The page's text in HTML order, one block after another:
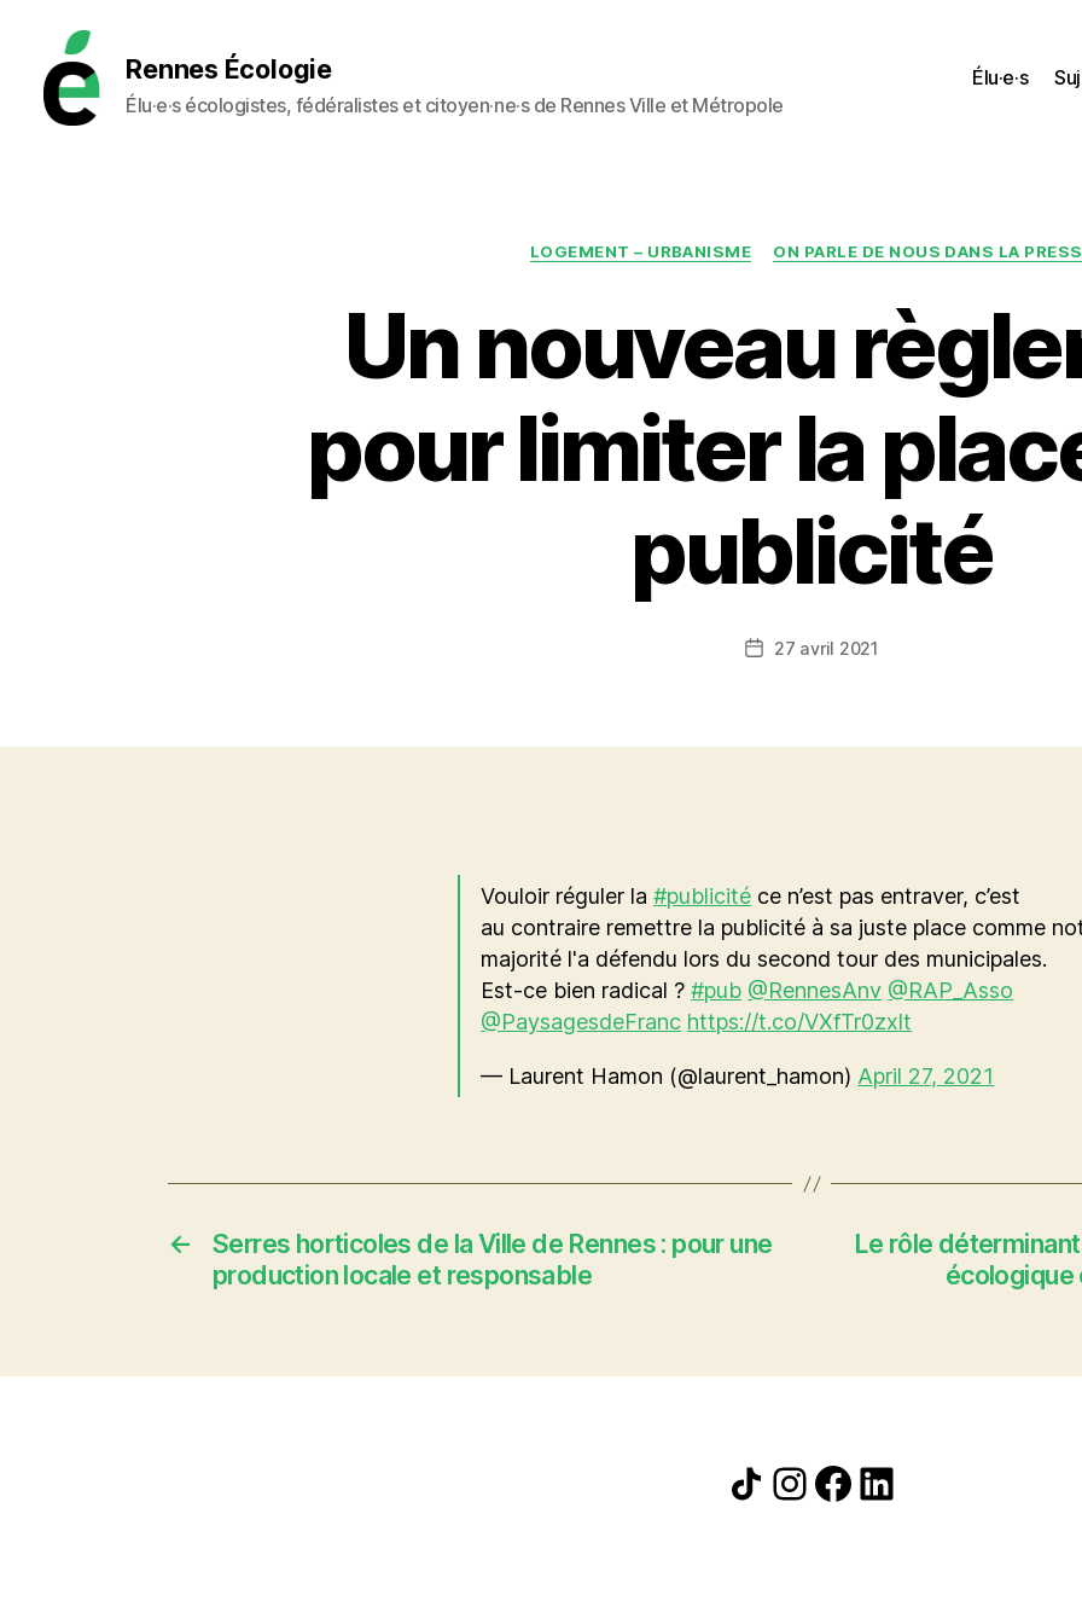
Rennes Écologie
Élu·e·s écologistes, fédéralistes et citoyen·ne·s de Rennes Ville et Métropole
Élu·e·s
Catégories
LOGEMENT – URBANISME ON PARLE DE NOUS DANS LA
Un nouveau
pour limiter la
publicité
Date27 avril 2021
Vouloir réguler la#publicité ce n’est pas entraver, c’est
au contraire remettre la publicité à sa juste place comme
majorité l'a défendu lors du second tour des municipales.
Est-ce bien radical ?#pub @RennesAnv @RAP_Asso
@PaysagesdeFranc https://t.co/VXfTr0zxlt
— Laurent Hamon (@laurent_hamon) April 27, 2021
←
Serres horticoles de la Ville de Rennes : pour une
production locale et responsable
Le rôle
écologique
Icône de partage
Instagram
Facebook
LinkedIn